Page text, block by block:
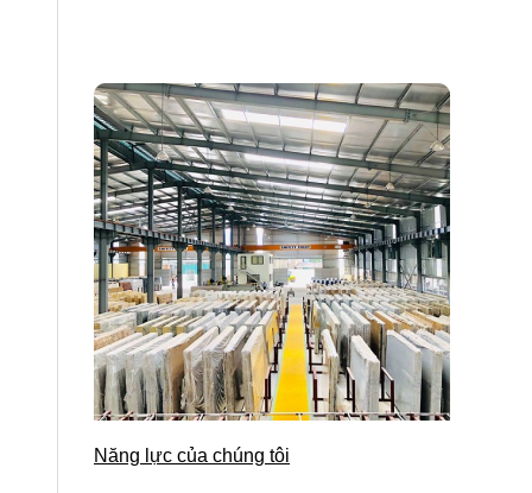
Năng lực của chúng tôi